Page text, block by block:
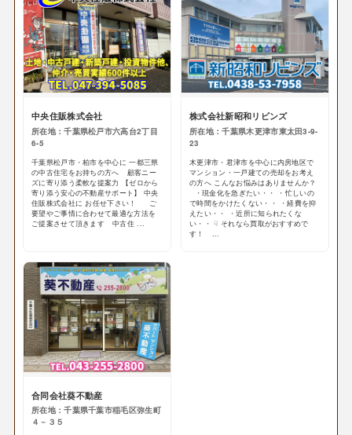
中央住販株式会社
所在地：千葉県松戸市六高台2丁目
6-5
千葉県松戸市・柏市を中心に 一都三県
の中古住宅をお持ちの方へ 顧客ニー
ズに寄り添う柔軟な提案力 【ゼロから
寄り添う安心の不動産サポート】 中央
住販株式会社に お任せ下さい！ ご
要望やご事情に合わせて最適な方法を
ご提案させて頂きます 中古住 ...
株式会社新昭和リビンズ
所在地：千葉県木更津市東太田3-9-
23
木更津市・君津市を中心に内房地区で
マンション・一戸建ての売却をお考え
の方へ こんなお悩みはありませんか？
・現金化を急ぎたい・・ ・忙しいの
で時間をかけたくない・・ ・経費を抑
えたい・・ ・近所に知られたくな
い・・ ☟ それなら買取がおすすめで
す！ ...
合同会社葵不動産
所在地：千葉県千葉市稲毛区弥生町
４－３５